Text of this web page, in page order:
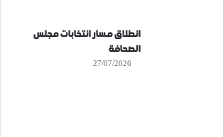
انطلاق مسار انتخابات مجلس
الصحافة
27/07/2026